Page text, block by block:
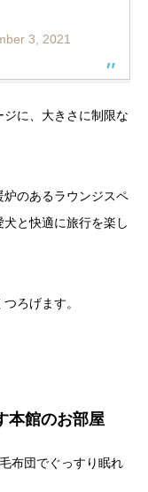
3, 2021
に、大きさに制限な
炉のあるラウンジスペ
と快適に旅行を楽し
ろげます。
本館のお部屋
布団でぐっすり眠れ